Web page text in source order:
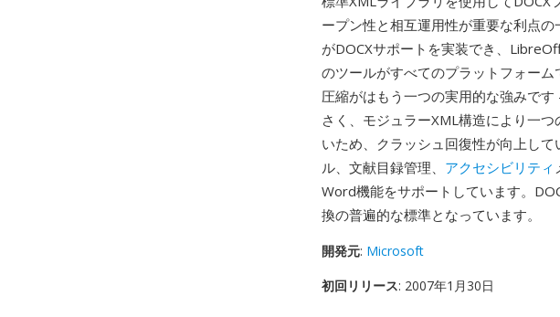
ープン性と相互運用性が重要な利点
がDOCXサポートを実装でき、
のツールがすべてのプラットフォー
圧縮がはもう一つの実用的な強みで
さく、モジュラーXML構造により一
いため、クラッシュ回復性が向上し
ル、文献目録管理、 アクセシビリティ
Word機能をサポートしています。
換の普遍的な標準となっています。
開発元: Microsoft
初回リリース: 2007年1月30日